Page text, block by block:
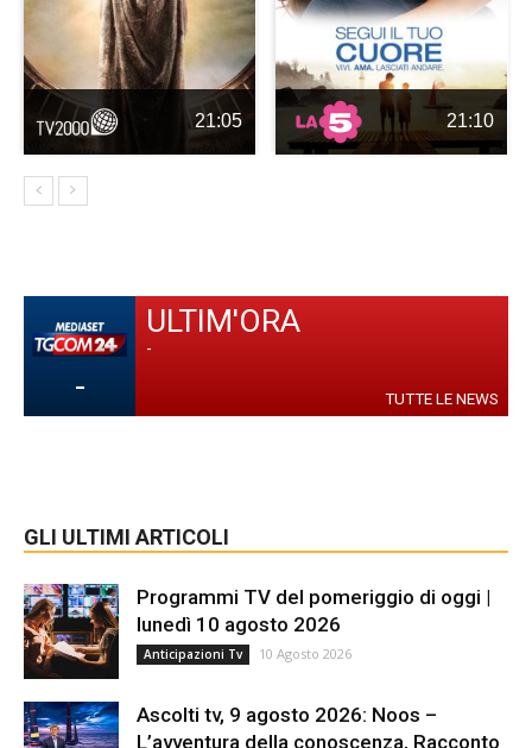
21:05 21:10
-
ULTIM'ORA
-
TUTTE LE NEWS
GLI ULTIMI ARTICOLI
Programmi TV del pomeriggio di oggi |
lunedì 10 agosto 2026
Anticipazioni Tv 10 Agosto 2026
Ascolti tv, 9 agosto 2026: Noos –
L’avventura della conoscenza, Racconto